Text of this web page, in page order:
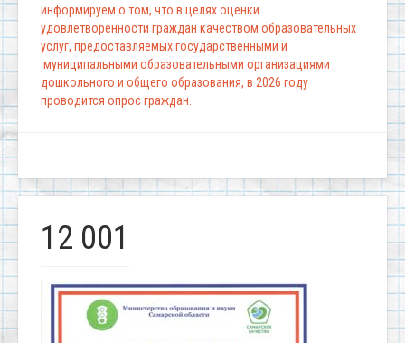
информируем о том, что в целях оценки
удовлетворенности граждан качеством образовательных
услуг, предоставляемых государственными и
муниципальными образовательными организациями
дошкольного и общего образования, в 2026 году
проводится опрос граждан.
12 001